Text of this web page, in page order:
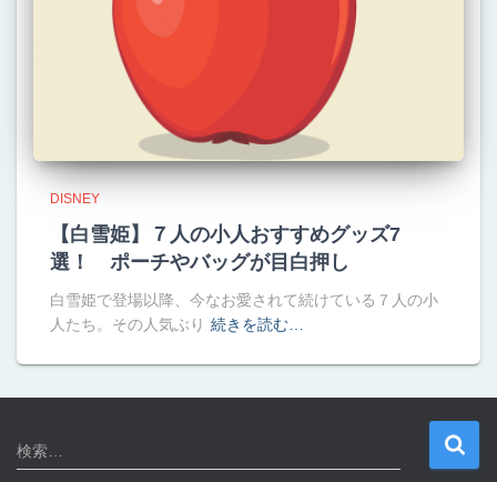
DISNEY
【白雪姫】７人の小人おすすめグッズ7
選！ ポーチやバッグが目白押し
白雪姫で登場以降、今なお愛されて続けている７人の小
人たち。その人気ぶり 続きを読む…
検
索
検索…